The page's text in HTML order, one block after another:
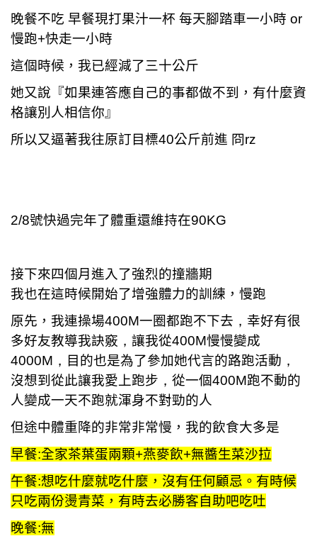
晚餐不吃 早餐現打果汁一杯 每天腳踏車一小時 or
慢跑+快走一小時
這個時候，我已經減了三十公斤
她又說『如果連答應自己的事都做不到，有什麼資
格讓別人相信你』
所以又逼著我往原訂目標40公斤前進 冏rz
2/8號快過完年了體重還維持在90KG
接下來四個月進入了強烈的撞牆期
我也在這時候開始了增強體力的訓練，慢跑
原先，我連操場400M一圈都跑不下去 ， 幸好有很
多好友教導我訣竅 ， 讓我從400M慢慢變成
4000M， 目的也是為了參加她代言的路跑活動 ，
沒想到從此讓我愛上跑步 ， 從一個400M跑不動的
人變成一天不跑就渾身不對勁的人
但途中體重降的非常非常慢，我的飲食大多是
早餐:全家茶葉蛋兩顆+燕麥飲+無醬生菜沙拉
午餐:想吃什麼就吃什麼，沒有任何顧忌。有時候
只吃兩份燙青菜，有時去必勝客自助吧吃吐
晚餐:無